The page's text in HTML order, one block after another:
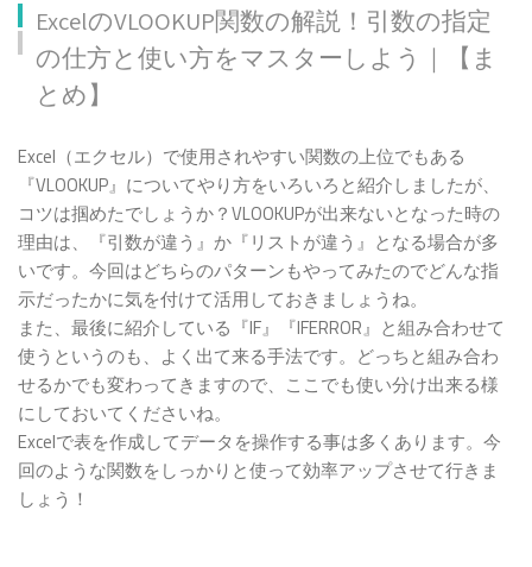
ExcelのVLOOKUP関数の解説！引数の指定
の仕方と使い方をマスターしよう｜【ま
とめ】
Excel（エクセル）で使用されやすい関数の上位でもある
『VLOOKUP』についてやり方をいろいろと紹介しましたが、
コツは掴めたでしょうか？VLOOKUPが出来ないとなった時の
理由は、『引数が違う』か『リストが違う』となる場合が多
いです。今回はどちらのパターンもやってみたのでどんな指
示だったかに気を付けて活用しておきましょうね。
また、最後に紹介している『IF』『IFERROR』と組み合わせて
使うというのも、よく出て来る手法です。どっちと組み合わ
せるかでも変わってきますので、ここでも使い分け出来る様
にしておいてくださいね。
Excelで表を作成してデータを操作する事は多くあります。今
回のような関数をしっかりと使って効率アップさせて行きま
しょう！